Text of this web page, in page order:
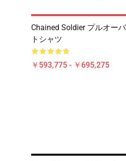
Chained Soldier プルオー
トシャツ
￥593,775 - ￥695,275